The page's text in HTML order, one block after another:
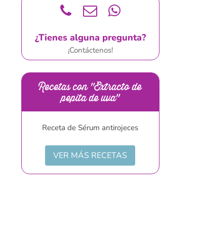
¿Tienes alguna pregunta?
¡Contáctenos!
Recetas con "Extracto de
pepita de uva"
Receta de Sérum antirojeces
VER MÁS RECETAS